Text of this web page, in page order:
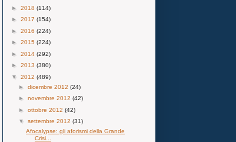
► 2018 (114)
► 2017 (154)
► 2016 (224)
► 2015 (224)
► 2014 (292)
► 2013 (380)
▼ 2012 (489)
► dicembre 2012 (24)
► novembre 2012 (42)
► ottobre 2012 (42)
▼ settembre 2012 (31)
Afocalypse: gli aforismi della Grande
Crisi...